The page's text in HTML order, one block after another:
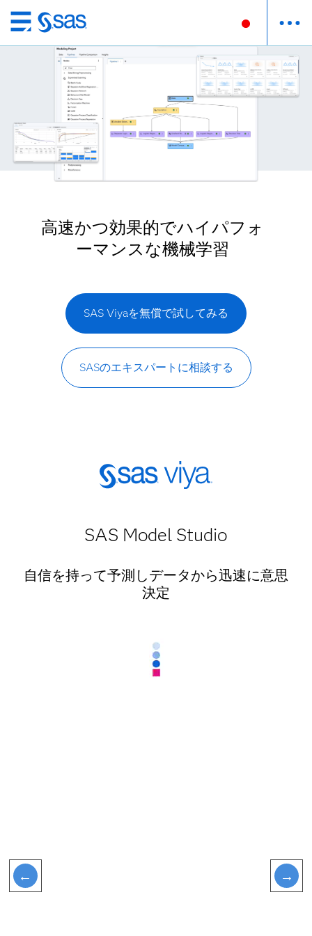
Skip
to
高速かつ効果的でハイパフォ
ーマンスな機械学習
SAS Viyaを無償で試してみる
SASのエキスパートに相談する
SAS Model Studio
自信を持って予測しデータから迅速に意思
決定